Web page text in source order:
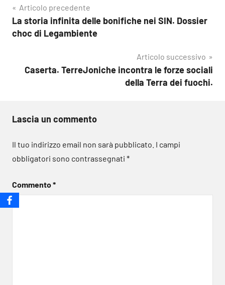
Navigazione
articoli
Articolo precedente
La storia infinita delle bonifiche nei SIN. Dossier
choc di Legambiente
Articolo successivo
Caserta. TerreJoniche incontra le forze sociali
della Terra dei fuochi.
Lascia un commento
Il tuo indirizzo email non sarà pubblicato. I campi
obbligatori sono contrassegnati *
Commento*